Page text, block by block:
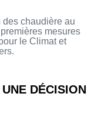
des chaudière au
mesures
le Climat et
DÉCISION